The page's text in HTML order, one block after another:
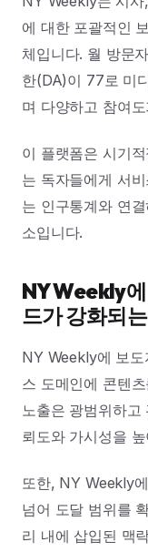
에 대한 포괄적인
체입니다. 월 방문
한(DA)이 77로 미
며 다양하고 참여
이 플랫폼은 시기
는 독자들에게 서
는 인구통계와 연
소입니다.
NY Weekly
드가 강화되
NY Weekly에 보
스 도메인에 콘텐
노출은 광범위하고
뢰도와 가시성을
또한, NY Weekly
넘어 도달 범위를
리 내에 삽입된 맥